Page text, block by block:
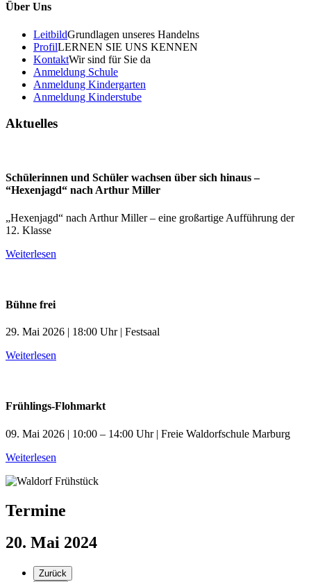
Über Uns
LeitbildGrundlagen unseres Handelns
ProfilLERNEN SIE UNS KENNEN
KontaktWir sind für Sie da
Anmeldung Schule
Anmeldung Kindergarten
Anmeldung Kinderstube
Aktuelles
Schülerinnen und Schüler wachsen über sich hinaus –
“Hexenjagd“ nach Arthur Miller
„Hexenjagd“ nach Arthur Miller – eine großartige Aufführung der
12. Klasse
Weiterlesen
Bühne frei
29. Mai 2026 | 18:00 Uhr | Festsaal
Weiterlesen
Frühlings-Flohmarkt
09. Mai 2026 | 10:00 – 14:00 Uhr | Freie Waldorfschule Marburg
Weiterlesen
Termine
20. Mai 2024
Zurück